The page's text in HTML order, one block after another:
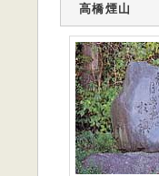
高橋煙山